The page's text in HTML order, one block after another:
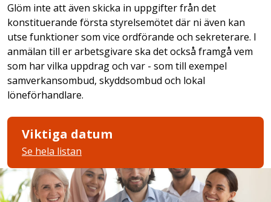
Glöm inte att även skicka in uppgifter från det
konstituerande första styrelsemötet där ni även kan
utse funktioner som vice ordförande och sekreterare. I
anmälan till er arbetsgivare ska det också framgå vem
som har vilka uppdrag och var - som till exempel
samverkansombud, skyddsombud och lokal
löneförhandlare.
Viktiga datum
Se hela listan